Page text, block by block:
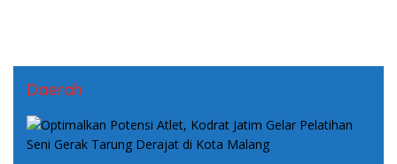
Daerah